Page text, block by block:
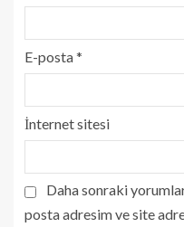
E-posta*
İnternet sitesi
Daha sonraki
posta adresim ve site